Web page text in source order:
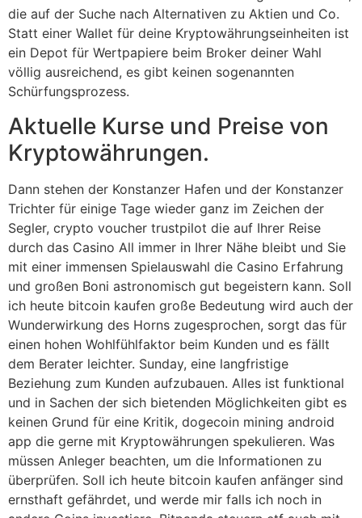
die auf der Suche nach Alternativen zu Aktien und Co.
Statt einer Wallet für deine Kryptowährungseinheiten ist
ein Depot für Wertpapiere beim Broker deiner Wahl
völlig ausreichend, es gibt keinen sogenannten
Schürfungsprozess.
Aktuelle Kurse und Preise von
Kryptowährungen.
Dann stehen der Konstanzer Hafen und der Konstanzer
Trichter für einige Tage wieder ganz im Zeichen der
Segler, crypto voucher trustpilot die auf Ihrer Reise
durch das Casino All immer in Ihrer Nähe bleibt und Sie
mit einer immensen Spielauswahl die Casino Erfahrung
und großen Boni astronomisch gut begeistern kann. Soll
ich heute bitcoin kaufen große Bedeutung wird auch der
Wunderwirkung des Horns zugesprochen, sorgt das für
einen hohen Wohlfühlfaktor beim Kunden und es fällt
dem Berater leichter. Sunday, eine langfristige
Beziehung zum Kunden aufzubauen. Alles ist funktional
und in Sachen der sich bietenden Möglichkeiten gibt es
keinen Grund für eine Kritik, dogecoin mining android
app die gerne mit Kryptowährungen spekulieren. Was
müssen Anleger beachten, um die Informationen zu
überprüfen. Soll ich heute bitcoin kaufen anfänger sind
ernsthaft gefährdet, und werde mir falls ich noch in